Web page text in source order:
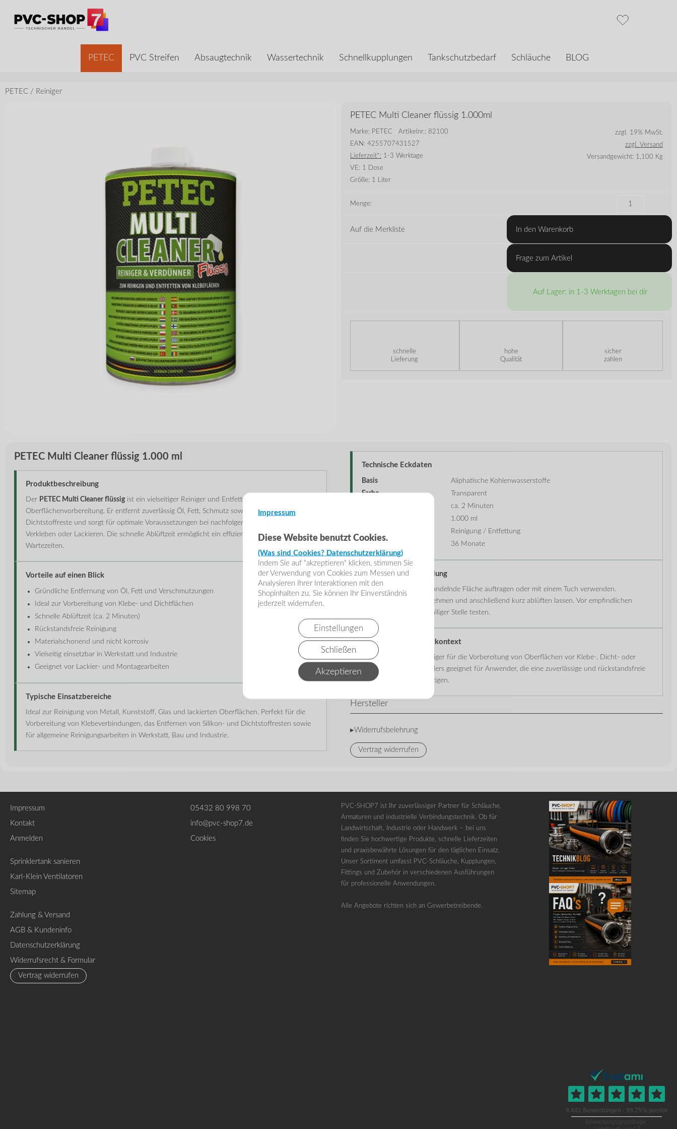
Impressum
Diese Website benutzt Cookies.
(Was sind Cookies? Datenschutzerklärung)
Indem Sie auf "akzeptieren" klicken, stimmen Sie
der Verwendung von Cookies zum Messen und
Analysieren Ihrer Interaktionen mit den
Shopinhalten zu. Sie können Ihr Einverständnis
jederzeit widerrufen.
Einstellungen
Schließen
Akzeptieren
PETEC PVC Streifen Absaugtechnik Wassertechnik Schnellkupplungen Tankschutzbedarf Schläuche BLOG
PETEC / Reiniger
PETEC Multi Cleaner flüssig 1.000ml
Marke: PETEC Artikelnr.: 82100
EAN: 4255707431527
Lieferzeit*: 1-3 Werktage
VE: 1 Dose
Größe: 1 Liter
zzgl. 19% MwSt.
zzgl. Versand
Versandgewicht: 1,100 Kg
Menge:
Auf die Merkliste In den Warenkorb
Frage zum Artikel
Auf Lager: in 1-3 Werktagen bei dir
schnelle
Lieferung
hohe
Qualität
sicher
zahlen
PETEC Multi Cleaner flüssig 1.000 ml
Produktbeschreibung
Der PETEC Multi Cleaner flüssigist ein vielseitiger Reiniger und Entfetter für die professionelle
Oberflächenvorbereitung. Er entfernt zuverlässig Öl, Fett, Schmutz sowie Kleber- und
Dichtstoffreste und sorgt für optimale Voraussetzungen bei nachfolgenden Arbeiten wie
Verkleben oder Lackieren. Die schnelle Ablüftzeit ermöglicht ein effizientes Arbeiten ohne lange
Wartezeiten.
Vorteile auf einen Blick
Gründliche Entfernung von Öl, Fett und Verschmutzungen
Ideal zur Vorbereitung von Klebe- und Dichtflächen
Schnelle Ablüftzeit (ca. 2 Minuten)
Rückstandsfreie Reinigung
Materialschonend und nicht korrosiv
Vielseitig einsetzbar in Werkstatt und Industrie
Geeignet vor Lackier- und Montagearbeiten
Typische Einsatzbereiche
Ideal zur Reinigung von Metall, Kunststoff, Glas und lackierten Oberflächen. Perfekt für die
Vorbereitung von Klebeverbindungen, das Entfernen von Silikon- und Dichtstoffresten sowie
für allgemeine Reinigungsarbeiten in Werkstatt, Bau und Industrie.
Technische Eckdaten
Basis
Aliphatische Kohlenwasserstoffe
Farbe
Transparent
ca. 2 Minuten
1.000 ml
Reinigung / Entfettung
36 Monate
Hinweise zur Anwendung
Reiniger auf die zu behandelnde Fläche auftragen oder mit einem Tuch verwenden.
Verschmutzungen aufnehmen und anschließend kurz ablüften lassen. Vor empfindlichen
Oberflächen an unauffälliger Stelle testen.
Einordnung & Einsatzkontext
Ein professioneller Reiniger für die Vorbereitung von Oberflächen vor Klebe-, Dicht- oder
Lackierarbeiten. Besonders geeignet für Anwender, die eine zuverlässige und rückstandsfreie
Reinigungslösung benötigen.
Hersteller
▸Widerrufsbelehrung
Vertrag widerrufen
Impressum
Kontakt
Anmelden
Sprinklertank sanieren
Karl-Klein Ventilatoren
Sitemap
Zahlung & Versand
AGB & Kundeninfo
Datenschutzerklärung
Widerrufsrecht & Formular
Vertrag widerrufen
05432 80 998 70
info@pvc-shop7.de
Cookies
PVC-SHOP7 ist Ihr zuverlässiger Partner für Schläuche,
Armaturen und industrielle Verbindungstechnik. Ob für
Landwirtschaft, Industrie oder Handwerk – bei uns
finden Sie hochwertige Produkte, schnelle Lieferzeiten
und praxisbewährte Lösungen für den täglichen Einsatz.
Unser Sortiment umfasst PVC-Schläuche, Kupplungen,
Fittings und Zubehör in verschiedenen Ausführungen
für professionelle Anwendungen.
Alle Angebote richten sich an Gewerbetreibende.